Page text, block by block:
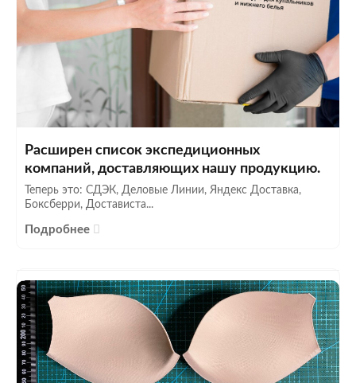
Расширен список экспедиционных
компаний, доставляющих нашу продукцию.
Теперь это: СДЭК, Деловые Линии, Яндекс Доставка,
Боксберри, Достависта...
Подробнее